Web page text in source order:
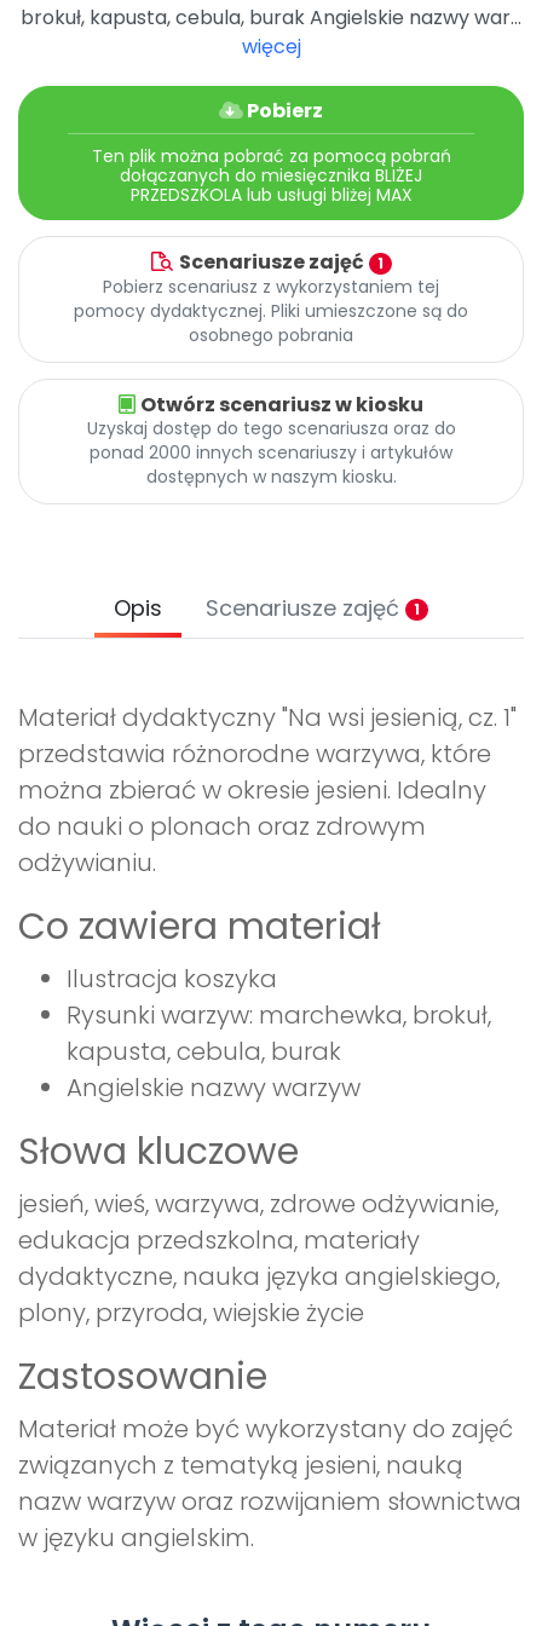
Promocje
brokuł, kapusta, cebula, burak Angielskie nazwy war...
więcej
Pobierz
Ten plik można pobrać za pomocą pobrań
dołączanych do miesięcznika BLIŻEJ
PRZEDSZKOLA lub usługi bliżej MAX
Scenariusze zajęć 1
Pobierz scenariusz z wykorzystaniem tej
pomocy dydaktycznej. Pliki umieszczone są do
osobnego pobrania
Otwórz scenariusz w kiosku
Uzyskaj dostęp do tego scenariusza oraz do
ponad 2000 innych scenariuszy i artykułów
dostępnych w naszym kiosku.
Opis Scenariusze zajęć 1
Materiał dydaktyczny "Na wsi jesienią, cz. 1"
przedstawia różnorodne warzywa, które
można zbierać w okresie jesieni. Idealny
do nauki o plonach oraz zdrowym
odżywianiu.
Co zawiera materiał
Ilustracja koszyka
Rysunki warzyw: marchewka, brokuł,
kapusta, cebula, burak
Angielskie nazwy warzyw
Słowa kluczowe
jesień, wieś, warzywa, zdrowe odżywianie,
edukacja przedszkolna, materiały
dydaktyczne, nauka języka angielskiego,
plony, przyroda, wiejskie życie
Zastosowanie
Materiał może być wykorzystany do zajęć
związanych z tematyką jesieni, nauką
nazw warzyw oraz rozwijaniem słownictwa
w języku angielskim.